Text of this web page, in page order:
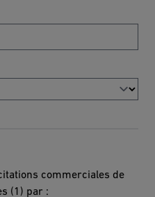
commerciales de
(1) par :